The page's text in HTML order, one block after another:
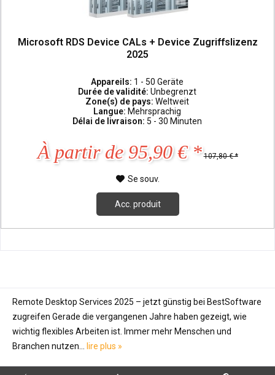
Microsoft RDS Device CALs + Device Zugriffslizenz
2025
Appareils: 1 - 50 Geräte
Durée de validité:Unbegrenzt
Zone(s) de pays:Weltweit
Langue: Mehrsprachig
Délai de livraison: 5 - 30 Minuten
À partir de 95,90 € * 107,80 € *
Se souv.
Acc. produit
Remote Desktop Services 2025 – jetzt günstig bei BestSoftware
zugreifen Gerade die vergangenen Jahre haben gezeigt, wie
wichtig flexibles Arbeiten ist. Immer mehr Menschen und
Branchen nutzen...
lire plus »